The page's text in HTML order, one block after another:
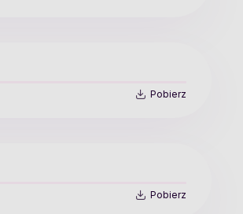
Pobierz
Pobierz